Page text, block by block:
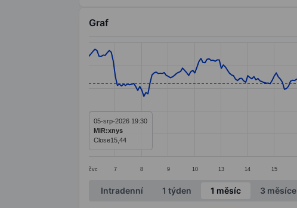
Graf
Line chart with 299 data points.
The chart has 1 X axis displaying categories.
čvc 7 8 9 10 13 14 15
05-srp-2026 19:30
MIR:xnys
Close15,44
End of interactive chart.
Intradenní 1 týden 1 měsíc 3 měsíce